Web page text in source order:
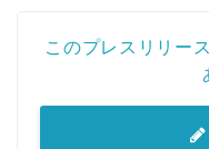
このプレスリリー